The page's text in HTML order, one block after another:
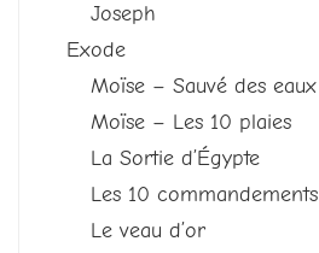
Joseph
Exode
Moïse – Sauvé des eaux
Moïse – Les 10 plaies
La Sortie d’Égypte
Les 10 commandements
Le veau d’or